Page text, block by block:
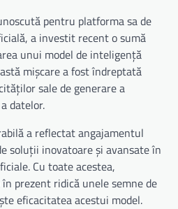
pentru platforma sa de
a investit recent o sumă
unui model de inteligență
mișcare a fost îndreptată
sale de generare a
datelor.
a reflectat angajamentul
soluții inovatoare și avansate în
Cu toate acestea,
prezent ridică unele semne de
eficacitatea acestui model.